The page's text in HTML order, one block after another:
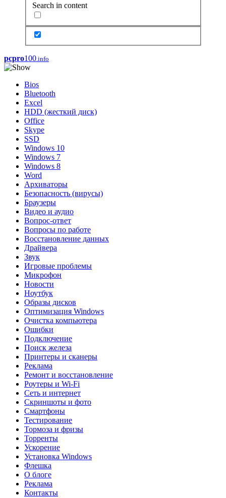
Search in content
pcpro100.info
Bios
Bluetooth
Excel
HDD (жесткий диск)
Office
Skype
SSD
Windows 10
Windows 7
Windows 8
Word
Архиваторы
Безопасность (вирусы)
Браузеры
Видео и аудио
Вопрос-ответ
Вопросы по работе
Восстановление данных
Драйвера
Звук
Игровые проблемы
Микрофон
Новости
Ноутбук
Образы дисков
Оптимизация Windows
Очистка компьютера
Ошибки
Подключение
Поиск железа
Принтеры и сканеры
Реклама
Ремонт и восстановление
Роутеры и Wi-Fi
Сеть и интернет
Скриншоты и фото
Смартфоны
Тестирование
Тормоза и фризы
Торренты
Ускорение
Установка Windows
Флешка
О блоге
Реклама
Контакты